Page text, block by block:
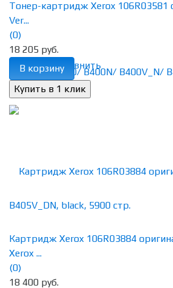
избранное сравнить
Тонер-картридж Xerox 106R03581
Ver...
(0)
18 205 руб.
В корзину
Картридж Xerox 106R03884
Xerox ...
(0)
18 400 руб.